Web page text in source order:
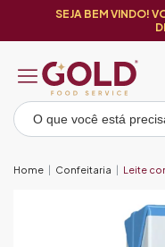
SEJA BEM VINDO!
Home Confeitaria Leite